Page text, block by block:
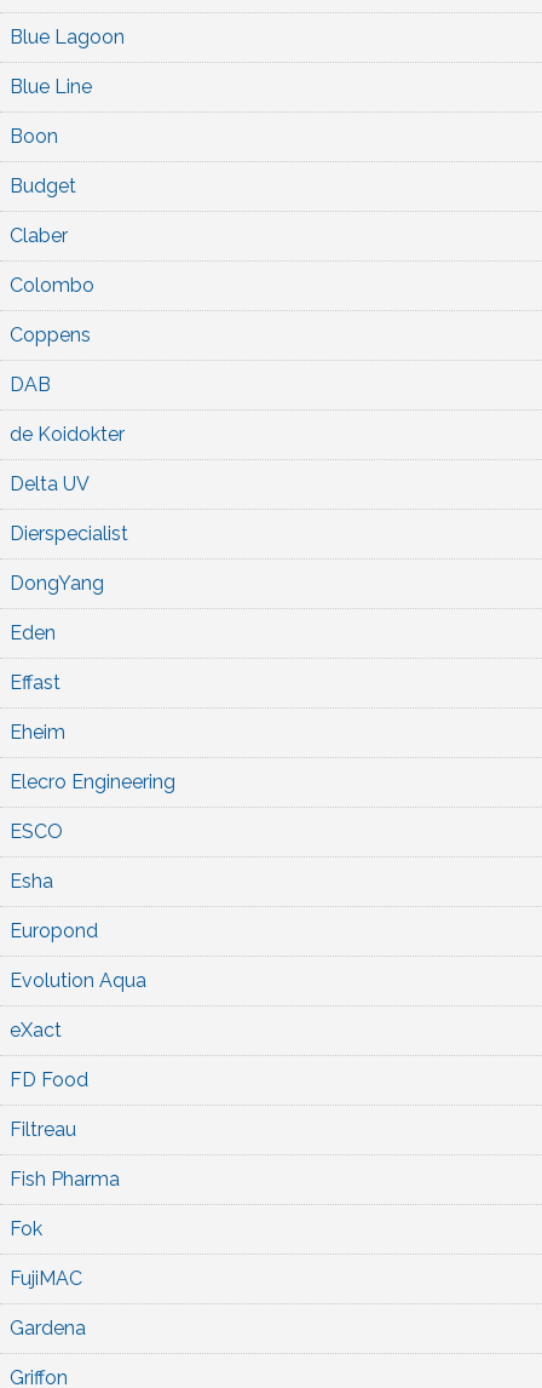
Blue Lagoon
Blue Line
Boon
Budget
Claber
Colombo
Coppens
DAB
de Koidokter
Delta UV
Dierspecialist
DongYang
Eden
Effast
Eheim
Elecro Engineering
ESCO
Esha
Europond
Evolution Aqua
eXact
FD Food
Filtreau
Fish Pharma
Fok
FujiMAC
Gardena
Griffon